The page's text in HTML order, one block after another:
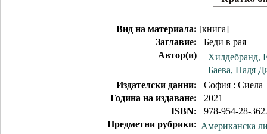
Вид на материала: [книга]
Заглавие:
Беди в рая
Автор(и)
Хилдебранд,
Баева, Надя
Издателски данни:
София : Сиела
Година на издаване:
2021
ISBN:
978-954-28-
Предметни рубрики: Американска